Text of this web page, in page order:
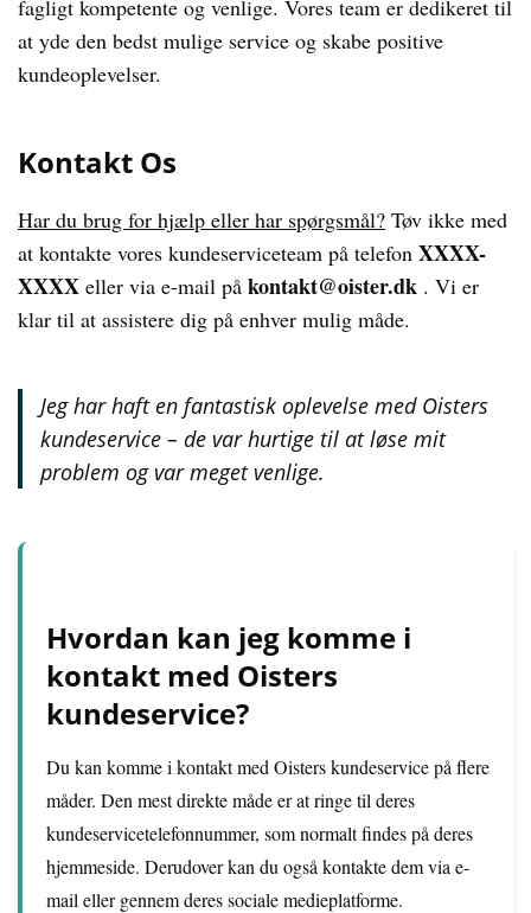
fagligt kompetente og venlige. Vores team er dedikeret til
at yde den bedst mulige service og skabe positive
kundeoplevelser.
Kontakt Os
Har du brug for hjælp eller har spørgsmål? Tøv ikke med
at kontakte vores kundeserviceteam på telefon XXXX-
XXXX eller via e-mail på kontakt@oister.dk . Vi er
klar til at assistere dig på enhver mulig måde.
Jeg har haft en fantastisk oplevelse med Oisters
kundeservice – de var hurtige til at løse mit
problem og var meget venlige.
Hvordan kan jeg komme i
kontakt med Oisters
kundeservice?
Du kan komme i kontakt med Oisters kundeservice på flere
måder. Den mest direkte måde er at ringe til deres
kundeservicetelefonnummer, som normalt findes på deres
hjemmeside. Derudover kan du også kontakte dem via e-
mail eller gennem deres sociale medieplatforme.